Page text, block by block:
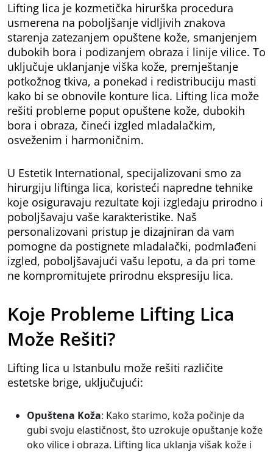
Lifting lica je kozmetička hirurška procedura
usmerena na poboljšanje vidljivih znakova
starenja zatezanjem opuštene kože, smanjenjem
dubokih bora i podizanjem obraza i linije vilice. To
uključuje uklanjanje viška kože, premještanje
potkožnog tkiva, a ponekad i redistribuciju masti
kako bi se obnovile konture lica. Lifting lica može
rešiti probleme poput opuštene kože, dubokih
bora i obraza, čineći izgled mladalačkim,
osveženim i harmoničnim.
U Estetik International, specijalizovani smo za
hirurgiju liftinga lica, koristeći napredne tehnike
koje osiguravaju rezultate koji izgledaju prirodno i
poboljšavaju vaše karakteristike. Naš
personalizovani pristup je dizajniran da vam
pomogne da postignete mladalački, podmlađeni
izgled, poboljšavajući vašu lepotu, a da pri tome
ne kompromitujete prirodnu ekspresiju lica.
Koje Probleme Lifting Lica
Može Rešiti?
Lifting lica u Istanbulu može rešiti različite
estetske brige, uključujući:
Opuštena Koža: Kako starimo, koža počinje da
gubi svoju elastičnost, što uzrokuje opuštanje kože
oko vilice i obraza. Lifting lica uklanja višak kože i